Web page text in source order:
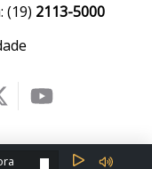
(19) 2113-5000
Creative Hut